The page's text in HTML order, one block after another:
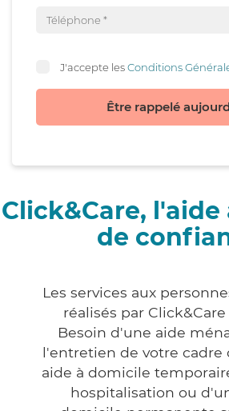
J'accepte lesConditions
Être rappelé
Click&Care,
de
Les services aux
réalisés par Click&Care
Besoin d'une aide
l'entretien de votre cadre
aide à domicile
hospitalisation ou